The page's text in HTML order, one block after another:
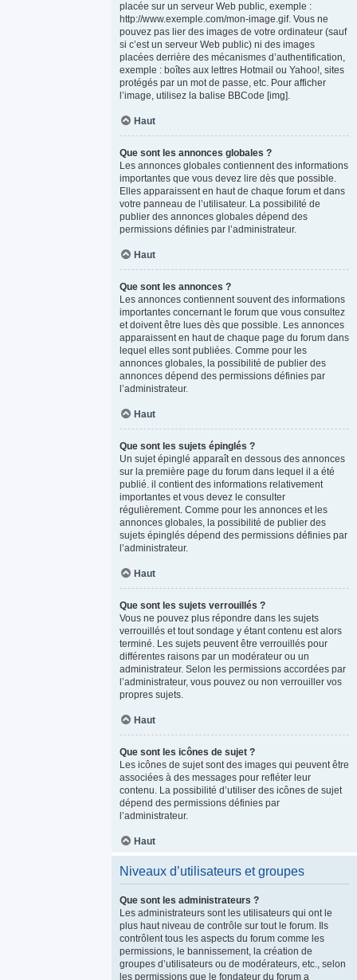
placée sur un serveur Web public, exemple :
http://www.exemple.com/mon-image.gif. Vous ne
pouvez pas lier des images de votre ordinateur (sauf
si c’est un serveur Web public) ni des images
placées derrière des mécanismes d’authentification,
exemple : boîtes aux lettres Hotmail ou Yahoo!, sites
protégés par un mot de passe, etc. Pour afficher
l’image, utilisez la balise BBCode [img].
Haut
Que sont les annonces globales ?
Les annonces globales contiennent des informations
importantes que vous devez lire dès que possible.
Elles apparaissent en haut de chaque forum et dans
votre panneau de l’utilisateur. La possibilité de
publier des annonces globales dépend des
permissions définies par l’administrateur.
Haut
Que sont les annonces ?
Les annonces contiennent souvent des informations
importantes concernant le forum que vous consultez
et doivent être lues dès que possible. Les annonces
apparaissent en haut de chaque page du forum dans
lequel elles sont publiées. Comme pour les
annonces globales, la possibilité de publier des
annonces dépend des permissions définies par
l’administrateur.
Haut
Que sont les sujets épinglés ?
Un sujet épinglé apparaît en dessous des annonces
sur la première page du forum dans lequel il a été
publié. il contient des informations relativement
importantes et vous devez le consulter
régulièrement. Comme pour les annonces et les
annonces globales, la possibilité de publier des
sujets épinglés dépend des permissions définies par
l’administrateur.
Haut
Que sont les sujets verrouillés ?
Vous ne pouvez plus répondre dans les sujets
verrouillés et tout sondage y étant contenu est alors
terminé. Les sujets peuvent être verrouillés pour
différentes raisons par un modérateur ou un
administrateur. Selon les permissions accordées par
l’administrateur, vous pouvez ou non verrouiller vos
propres sujets.
Haut
Que sont les icônes de sujet ?
Les icônes de sujet sont des images qui peuvent être
associées à des messages pour refléter leur
contenu. La possibilité d’utiliser des icônes de sujet
dépend des permissions définies par
l’administrateur.
Haut
Niveaux d’utilisateurs et groupes
Que sont les administrateurs ?
Les administrateurs sont les utilisateurs qui ont le
plus haut niveau de contrôle sur tout le forum. Ils
contrôlent tous les aspects du forum comme les
permissions, le bannissement, la création de
groupes d’utilisateurs ou de modérateurs, etc., selon
les permissions que le fondateur du forum a